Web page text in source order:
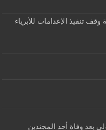
تنفيذ الإعدامات للأبرياء
بعد وفاة أحد المجندين